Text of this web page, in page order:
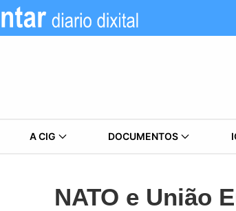
A CIG DOCUMENTOS
NATO e União